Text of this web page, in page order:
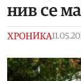
нив се
ХРОНИКА